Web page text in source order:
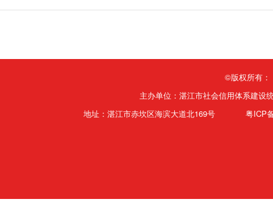
©版权所有：
主办单位：湛江市社会信用体系建设
地址：湛江市赤坎区海滨大道北169号
粤ICP